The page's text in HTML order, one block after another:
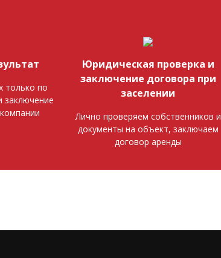
только по
заключение
Юридическая проверка и
заключение договора при
заселении
Лично проверяем собственников и
документы на объект, заключаем
договор аренды